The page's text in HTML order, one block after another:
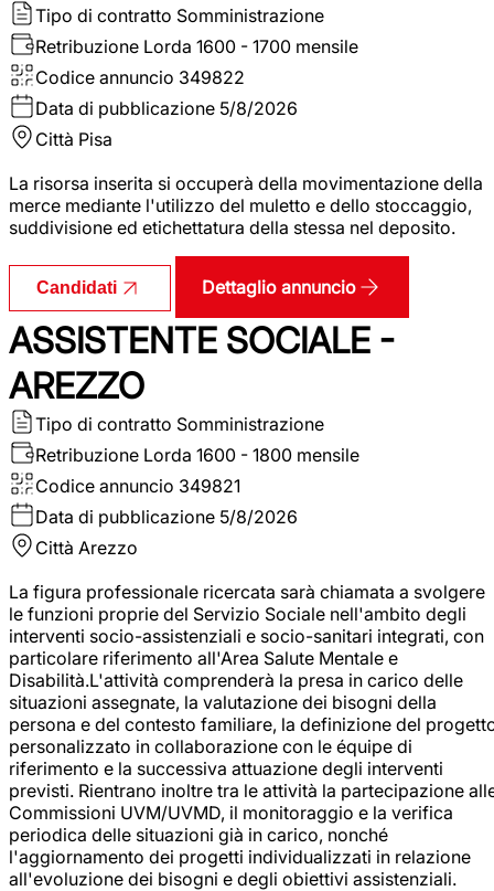
Tipo di contratto Somministrazione
Retribuzione Lorda 1600 - 1700 mensile
Codice annuncio 349822
Data di pubblicazione 5/8/2026
Città Pisa
La risorsa inserita si occuperà della movimentazione della
merce mediante l'utilizzo del muletto e dello stoccaggio,
suddivisione ed etichettatura della stessa nel deposito.
Candidati Dettaglio annuncio
ASSISTENTE SOCIALE -
AREZZO
Tipo di contratto Somministrazione
Retribuzione Lorda 1600 - 1800 mensile
Codice annuncio 349821
Data di pubblicazione 5/8/2026
Città Arezzo
La figura professionale ricercata sarà chiamata a svolgere
le funzioni proprie del Servizio Sociale nell'ambito degli
interventi socio-assistenziali e socio-sanitari integrati, con
particolare riferimento all'Area Salute Mentale e
Disabilità.L'attività comprenderà la presa in carico delle
situazioni assegnate, la valutazione dei bisogni della
persona e del contesto familiare, la definizione del
personalizzato in collaborazione con le équipe di
riferimento e la successiva attuazione degli interventi
previsti. Rientrano inoltre tra le attività la partecipazione
Commissioni UVM/UVMD, il monitoraggio e la verifica
periodica delle situazioni già in carico, nonché
l'aggiornamento dei progetti individualizzati in relazione
all'evoluzione dei bisogni e degli obiettivi assistenziali.